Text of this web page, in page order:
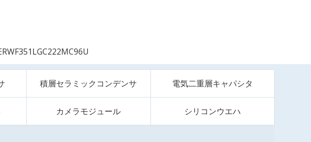
積層セラミックコンデンサ 電気二重層キャパシタ
カメラモジュール シリコンウエハ